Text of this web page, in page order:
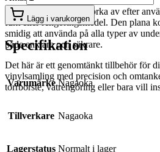
RWM-01 är enkel att torka av efter
fukt eller rengöringsmedel. Den plana
smidig att använda på alla typer av
både enklare och säkrare.
Det här är ett genomtänkt tillbehör för
vinylsamling med precision och
torrborste, våtrengöring eller bara vill
Lägg i varukorgen
Specifikation
Varumärke Nagaoka
Tillverkare Nagaoka
Lagerstatus Normalt i lager